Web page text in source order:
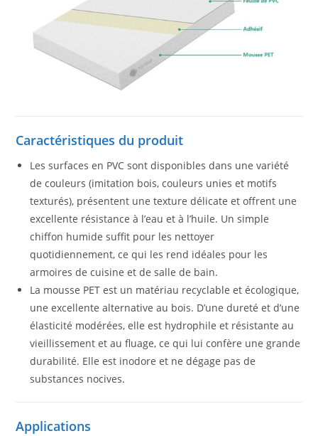
Caractéristiques du produit
Les surfaces en PVC sont disponibles dans une variété
de couleurs (imitation bois, couleurs unies et motifs
texturés), présentent une texture délicate et offrent une
excellente résistance à l’eau et à l’huile. Un simple
chiffon humide suffit pour les nettoyer
quotidiennement, ce qui les rend idéales pour les
armoires de cuisine et de salle de bain.
La mousse PET est un matériau recyclable et écologique,
une excellente alternative au bois. D’une dureté et d’une
élasticité modérées, elle est hydrophile et résistante au
vieillissement et au fluage, ce qui lui confère une grande
durabilité. Elle est inodore et ne dégage pas de
substances nocives.
Applications